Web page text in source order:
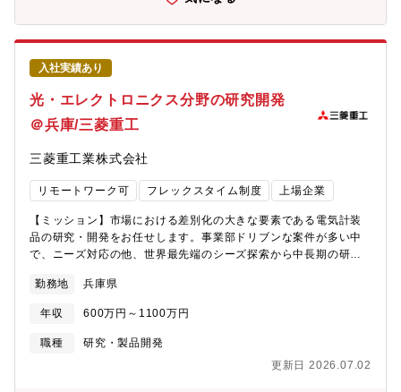
す。また、管理職や主担当の指導の下、改良した有機高分子材料
の試作やできたものの分析を行います。また、それら材料の適用
分野における性能評価（潤滑性や機械の性能等）を行います。●入
社数年後：数名程度で構成されるテーマの主担当を目指します。
また、将来的には2.3年程度の期間限定で、駐在や事業部門・国の
機関へ異動し、課題設定等に挑戦する機会があります。【募集背
景】同社は今、素材・機械・電力という多様な事業資産を背景
に、脱炭素社会の実現に向けた大きな転換期にあります。「2050
に向け、独自のプロセス技術による社会実装の加速、および長年
培ってきた材料技術（潤滑・表面機能）の再構築・承継を行うた
め、戦略的な増員を行います。単なるラボでの研究に留まらず、
し、事業部門や外部機関と連携しながら、社会課題を解決する技
術者を募集いたします。【魅力・やりがい】◎金属分野をメイン
とする同社において化学分野は少数精鋭ではありますが、「化学
分野の人にしかわからない」課題を解決し、頼られることが醍醐
れから課題解決を始める）、自ら新たな課題を設定し推進できま
研究開発面においては、小型実機や基礎実験装置、分析装置など
を保有しています。研究所から発案し新たな装置・設備を導入す
入社実績あり
光・エレクトロニクス分野の研究開発
＠兵庫/三菱重工
三菱重工業株式会社
リモートワーク可 フレックスタイム制度 上場企業
【ミッション】市場における差別化の大きな要素である電気計装
品の研究・開発をお任せします。事業部ドリブンな案件が多い中
で、ニーズ対応の他、世界最先端のシーズ探索から中長期の研究
は】① 光・エレクトロニクス技術を用いた研究・開発・光学技術
またはエレクトロニクス技術を基盤とした研究・開発テーマの技
術検討および実行・レーザー通信、レーザー給電等に関する基礎
検討、評価、実証・光学系（レーザー、光学部品等）または電子
現地・現場における技術課題の把握および解決② 光・電磁エネル
勤務地 兵庫県
年収 600万円～1100万円
職種
研究・製品開発
更新日 2026.07.02